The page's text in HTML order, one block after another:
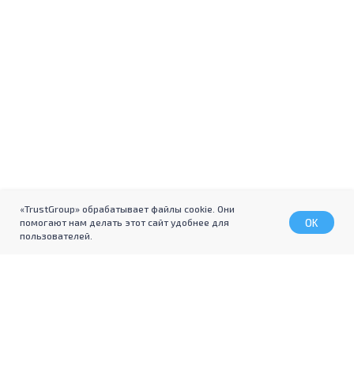
«TrustGroup» обрабатывает файлы cookie. Они
помогают нам делать этот сайт удобнее для
пользователей.
OK